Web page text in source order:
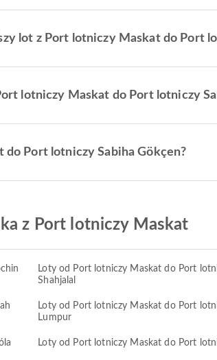
lot z Port lotniczy Maskat do Port
lotniczy Maskat do Port lotniczy
Port lotniczy Sabiha Gökçen?
z Port lotniczy Maskat
Loty od Port lotniczy Maskat do Port
Shahjalal
Loty od Port lotniczy Maskat do Port
Lumpur
Loty od Port lotniczy Maskat do Port